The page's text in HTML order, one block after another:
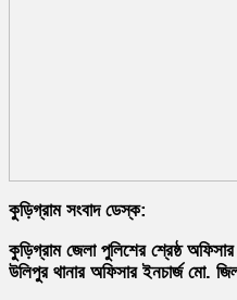
কুড়িগ্রাম সংবাদ ডেস্ক:
কুড়িগ্রাম জেলা পুলিশের শ্রেষ্ঠ অফিসার
উলিপুর থানার অফিসার ইনচার্জ মো.